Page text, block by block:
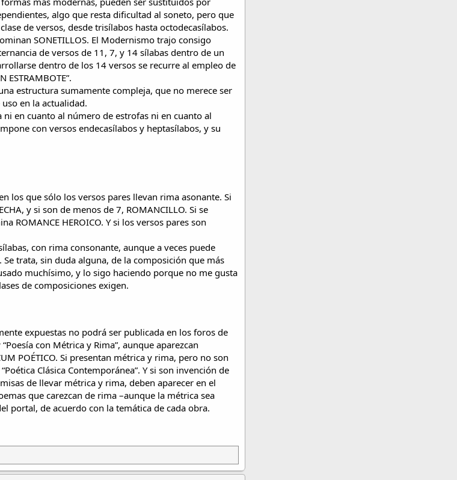
algo que resta dificultad al soneto, pero que
de versos, desde trisílabos hasta octodecasílabos.
SONETILLOS. El Modernismo trajo consigo
de versos de 11, 7, y 14 sílabas dentro de un
dentro de los 14 versos se recurre al empleo de
ESTRAMBOTE”.
estructura sumamente compleja, que no merece ser
en la actualidad.
en cuanto al número de estrofas ni en cuanto al
con versos endecasílabos y heptasílabos, y su
los que sólo los versos pares llevan rima asonante. Si
y si son de menos de 7, ROMANCILLO. Si se
ROMANCE HEROICO. Y si los versos pares son
con rima consonante, aunque a veces puede
trata, sin duda alguna, de la composición que más
muchísimo, y lo sigo haciendo porque no me gusta
de composiciones exigen.
expuestas no podrá ser publicada en los foros de
con Métrica y Rima”, aunque aparezcan
POÉTICO. Si presentan métrica y rima, pero no son
Clásica Contemporánea”. Y si son invención de
de llevar métrica y rima, deben aparecer en el
que carezcan de rima –aunque la métrica sea
portal, de acuerdo con la temática de cada obra.